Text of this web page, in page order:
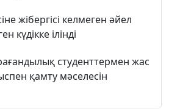
жібергісі келмеген әйел
күдікке ілінді
студенттермен жас
қамту мәселесін